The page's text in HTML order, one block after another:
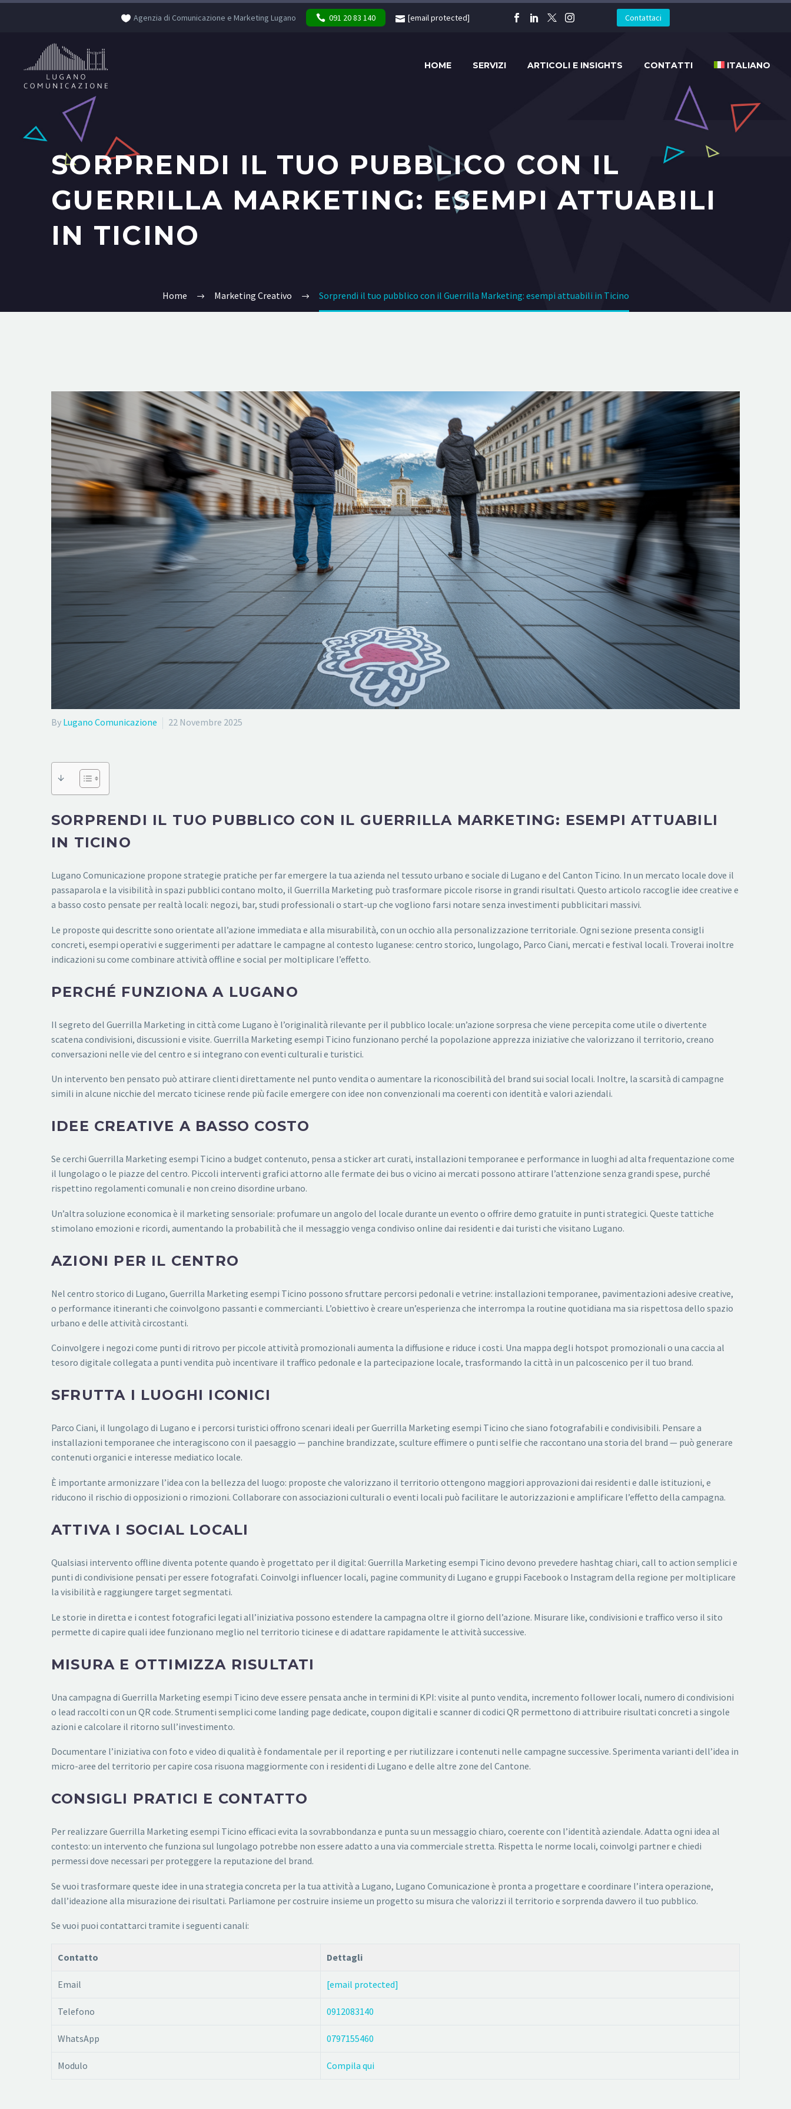
Agenzia di Comunicazione e Marketing Lugano 091 20 83 140 [email protected] Contattaci
HOME SERVIZI ARTICOLI E INSIGHTS CONTATTI ITALIANO
SORPRENDI IL TUO PUBBLICO CON IL
GUERRILLA MARKETING: ESEMPI ATTUABILI
IN TICINO
Home Marketing Creativo Sorprendi il tuo pubblico con il Guerrilla Marketing: esempi attuabili in Ticino
By Lugano Comunicazione 22 Novembre 2025
↓
SORPRENDI IL TUO PUBBLICO CON IL GUERRILLA MARKETING: ESEMPI ATTUABILI
IN TICINO
Lugano Comunicazione propone strategie pratiche per far emergere la tua azienda nel tessuto urbano e sociale di Lugano e del Canton Ticino. In un mercato locale dove il
passaparola e la visibilità in spazi pubblici contano molto, il Guerrilla Marketing può trasformare piccole risorse in grandi risultati. Questo articolo raccoglie idee creative e
a basso costo pensate per realtà locali: negozi, bar, studi professionali o start-up che vogliono farsi notare senza investimenti pubblicitari massivi.
Le proposte qui descritte sono orientate all’azione immediata e alla misurabilità, con un occhio alla personalizzazione territoriale. Ogni sezione presenta consigli
concreti, esempi operativi e suggerimenti per adattare le campagne al contesto luganese: centro storico, lungolago, Parco Ciani, mercati e festival locali. Troverai inoltre
indicazioni su come combinare attività offline e social per moltiplicare l’effetto.
PERCHÉ FUNZIONA A LUGANO
Il segreto del Guerrilla Marketing in città come Lugano è l’originalità rilevante per il pubblico locale: un’azione sorpresa che viene percepita come utile o divertente
scatena condivisioni, discussioni e visite. Guerrilla Marketing esempi Ticino funzionano perché la popolazione apprezza iniziative che valorizzano il territorio, creano
conversazioni nelle vie del centro e si integrano con eventi culturali e turistici.
Un intervento ben pensato può attirare clienti direttamente nel punto vendita o aumentare la riconoscibilità del brand sui social locali. Inoltre, la scarsità di campagne
simili in alcune nicchie del mercato ticinese rende più facile emergere con idee non convenzionali ma coerenti con identità e valori aziendali.
IDEE CREATIVE A BASSO COSTO
Se cerchi Guerrilla Marketing esempi Ticino a budget contenuto, pensa a sticker art curati, installazioni temporanee e performance in luoghi ad alta frequentazione come
il lungolago o le piazze del centro. Piccoli interventi grafici attorno alle fermate dei bus o vicino ai mercati possono attirare l’attenzione senza grandi spese, purché
rispettino regolamenti comunali e non creino disordine urbano.
Un’altra soluzione economica è il marketing sensoriale: profumare un angolo del locale durante un evento o offrire demo gratuite in punti strategici. Queste tattiche
stimolano emozioni e ricordi, aumentando la probabilità che il messaggio venga condiviso online dai residenti e dai turisti che visitano Lugano.
AZIONI PER IL CENTRO
Nel centro storico di Lugano, Guerrilla Marketing esempi Ticino possono sfruttare percorsi pedonali e vetrine: installazioni temporanee, pavimentazioni adesive creative,
o performance itineranti che coinvolgono passanti e commercianti. L’obiettivo è creare un’esperienza che interrompa la routine quotidiana ma sia rispettosa dello spazio
urbano e delle attività circostanti.
Coinvolgere i negozi come punti di ritrovo per piccole attività promozionali aumenta la diffusione e riduce i costi. Una mappa degli hotspot promozionali o una caccia al
tesoro digitale collegata a punti vendita può incentivare il traffico pedonale e la partecipazione locale, trasformando la città in un palcoscenico per il tuo brand.
SFRUTTA I LUOGHI ICONICI
Parco Ciani, il lungolago di Lugano e i percorsi turistici offrono scenari ideali per Guerrilla Marketing esempi Ticino che siano fotografabili e condivisibili. Pensare a
installazioni temporanee che interagiscono con il paesaggio — panchine brandizzate, sculture effimere o punti selfie che raccontano una storia del brand — può generare
contenuti organici e interesse mediatico locale.
È importante armonizzare l’idea con la bellezza del luogo: proposte che valorizzano il territorio ottengono maggiori approvazioni dai residenti e dalle istituzioni, e
riducono il rischio di opposizioni o rimozioni. Collaborare con associazioni culturali o eventi locali può facilitare le autorizzazioni e amplificare l’effetto della campagna.
ATTIVA I SOCIAL LOCALI
Qualsiasi intervento offline diventa potente quando è progettato per il digital: Guerrilla Marketing esempi Ticino devono prevedere hashtag chiari, call to action semplici e
punti di condivisione pensati per essere fotografati. Coinvolgi influencer locali, pagine community di Lugano e gruppi Facebook o Instagram della regione per moltiplicare
la visibilità e raggiungere target segmentati.
Le storie in diretta e i contest fotografici legati all’iniziativa possono estendere la campagna oltre il giorno dell’azione. Misurare like, condivisioni e traffico verso il sito
permette di capire quali idee funzionano meglio nel territorio ticinese e di adattare rapidamente le attività successive.
MISURA E OTTIMIZZA RISULTATI
Una campagna di Guerrilla Marketing esempi Ticino deve essere pensata anche in termini di KPI: visite al punto vendita, incremento follower locali, numero di condivisioni
o lead raccolti con un QR code. Strumenti semplici come landing page dedicate, coupon digitali e scanner di codici QR permettono di attribuire risultati concreti a singole
azioni e calcolare il ritorno sull’investimento.
Documentare l’iniziativa con foto e video di qualità è fondamentale per il reporting e per riutilizzare i contenuti nelle campagne successive. Sperimenta varianti dell’idea in
micro-aree del territorio per capire cosa risuona maggiormente con i residenti di Lugano e delle altre zone del Cantone.
CONSIGLI PRATICI E CONTATTO
Per realizzare Guerrilla Marketing esempi Ticino efficaci evita la sovrabbondanza e punta su un messaggio chiaro, coerente con l’identità aziendale. Adatta ogni idea al
contesto: un intervento che funziona sul lungolago potrebbe non essere adatto a una via commerciale stretta. Rispetta le norme locali, coinvolgi partner e chiedi
permessi dove necessari per proteggere la reputazione del brand.
Se vuoi trasformare queste idee in una strategia concreta per la tua attività a Lugano, Lugano Comunicazione è pronta a progettare e coordinare l’intera operazione,
dall’ideazione alla misurazione dei risultati. Parliamone per costruire insieme un progetto su misura che valorizzi il territorio e sorprenda davvero il tuo pubblico.
Se vuoi puoi contattarci tramite i seguenti canali:
Contatto Dettagli
Email [email protected]
Telefono 0912083140
WhatsApp 0797155460
Modulo Compila qui